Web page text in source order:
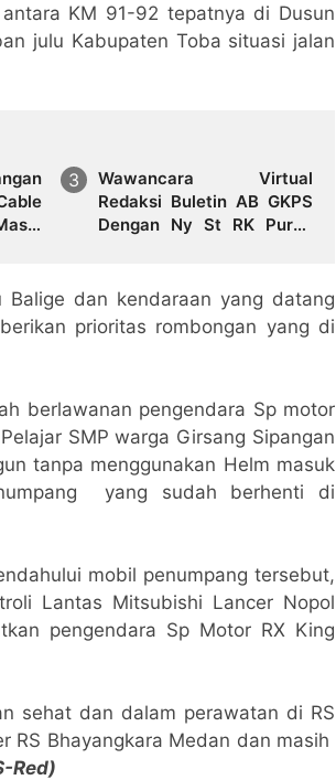
KM 91-92 tepatnya di Dusun
julu Kabupaten Toba situasi jalan
Wawancara Virtual
Redaksi Buletin AB GKPS
Dengan Ny St RK Purba
Tulus"
dan kendaraan yang datang
prioritas rombongan yang di
berlawanan pengendara Sp motor
SMP warga Girsang Sipangan
tanpa menggunakan Helm masuk
yang sudah berhenti di
mobil penumpang tersebut,
Lantas Mitsubishi Lancer Nopol
pengendara Sp Motor RX King
sehat dan dalam perawatan di RS
RS Bhayangkara Medan dan masih
Red)